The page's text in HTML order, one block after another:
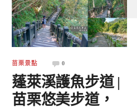
苗栗景點 0
蓬萊溪護魚步道 |
苗栗悠美步道，